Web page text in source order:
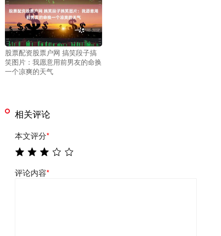
股票配资股票户网 搞笑段子搞
笑图片：我愿意用前男友的命换
一个凉爽的天气
相关评论
本文评分*
评论内容*